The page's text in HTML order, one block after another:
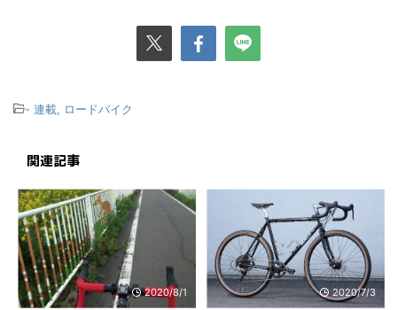
- 連載, ロードバイク
関連記事
2020/8/1 2020/7/3